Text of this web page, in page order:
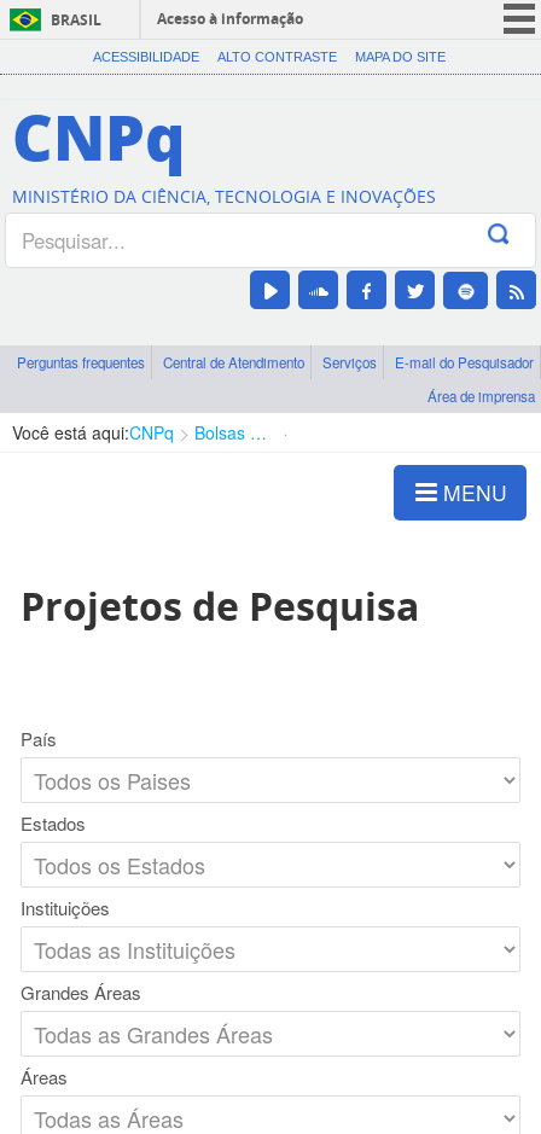
BRASIL
Acesso à informação
CORONAVÍRUS (COVID-19)
Canais
ACESSIBILIDADE ALTO CONTRASTE MAPA DO SITE
CNPq
MINISTÉRIO DA CIÊNCIA, TECNOLOGIA E INOVAÇÕES
Perguntas frequentes Central de Atendimento Serviços
E-mail do Pesquisador
Área de imprensa
Você está aqui:CNPq Bolsas e Auxílios Vigentes
MENU
Projetos de Pesquisa
País
Estados
Instituições
Grandes Áreas
Áreas